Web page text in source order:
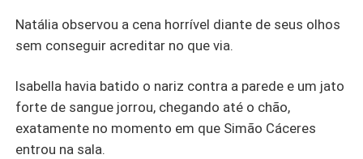
Natália observou a cena horrível diante de seus olhos
sem conseguir acreditar no que via.
Isabella havia batido o nariz contra a parede e um jato
forte de sangue jorrou, chegando até o chão,
exatamente no momento em que Simão Cáceres
entrou na sala.